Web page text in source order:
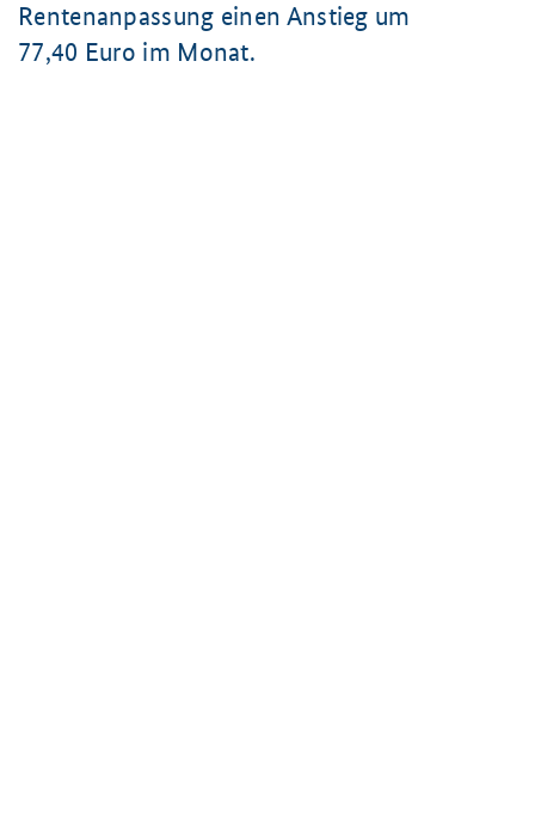
Rentenanpassung einen Anstieg um
77,40 Euro im Monat.